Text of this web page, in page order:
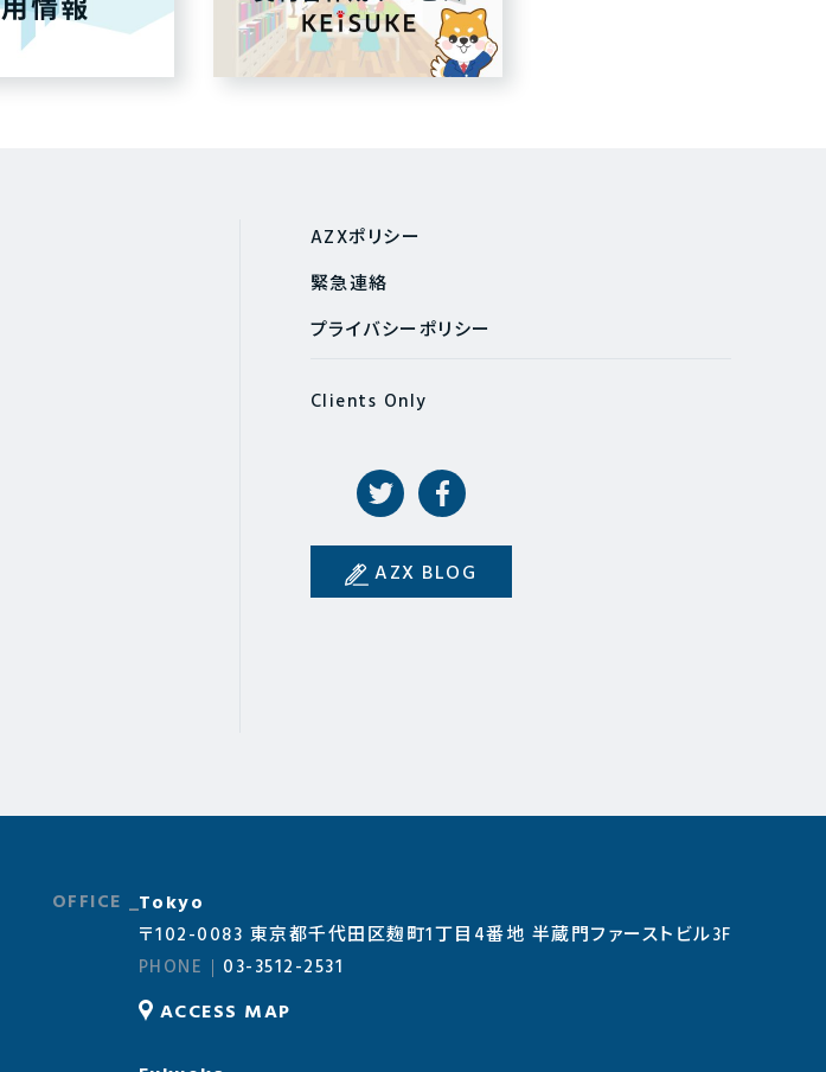
AZXポリシー
緊急連絡
プライバシーポリシー
Clients Only
AZX BLOG
Tokyo
〒102-0083 東京都千代田区麹町1丁目4番地 半蔵門ファーストビル3F
03-3512-2531
ACCESS MAP